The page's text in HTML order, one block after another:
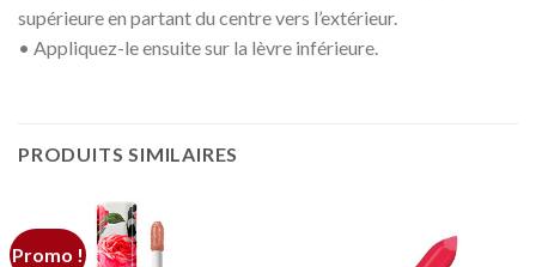
supérieure en partant du centre vers l’extérieur.
• Appliquez-le ensuite sur la lèvre inférieure.
PRODUITS SIMILAIRES
Promo !